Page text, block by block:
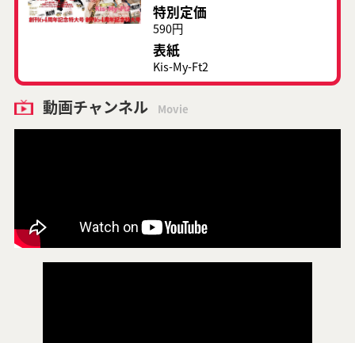
特別定価
590円
表紙
Kis-My-Ft2
動画チャンネル Movie